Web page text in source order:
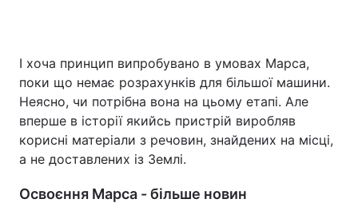
І хоча принцип випробувано в умовах Марса,
поки що немає розрахунків для більшої машини.
Неясно, чи потрібна вона на цьому етапі. Але
вперше в історії якийсь пристрій виробляв
корисні матеріали з речовин, знайдених на місці,
а не доставлених із Землі.
Освоєння Марса - більше новин